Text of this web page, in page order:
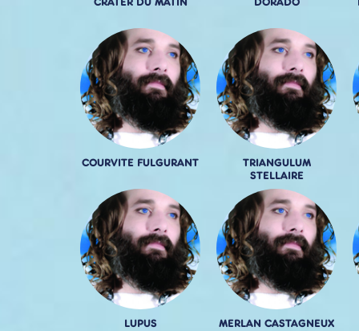
COURVITE FULGURANT
TRIANGULUM
STELLAIRE
LUPUS MERLAN CASTAGNEUX